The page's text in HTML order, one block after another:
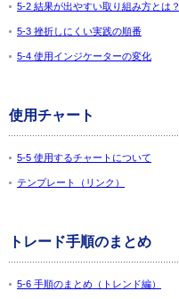
5-2 結果が出やすい取り組み方とは？
5-3 挫折しにくい実践の順番
5-4 使用インジケーターの変化
使用チャート
5-5 使用するチャートについて
テンプレート（リンク）
トレード手順のまとめ
5-6 手順のまとめ（トレンド編）